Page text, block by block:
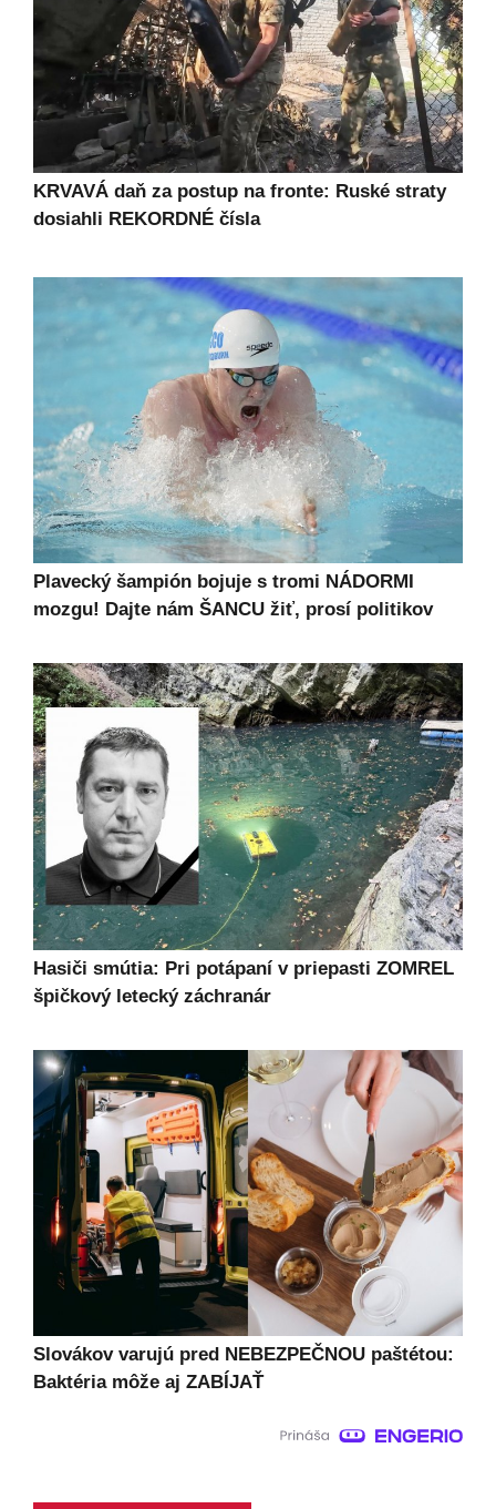
KRVAVÁ daň za postup na fronte: Ruské straty
dosiahli REKORDNÉ čísla
Plavecký šampión bojuje s tromi NÁDORMI
mozgu! Dajte nám ŠANCU žiť, prosí politikov
Hasiči smútia: Pri potápaní v priepasti ZOMREL
špičkový letecký záchranár
Slovákov varujú pred NEBEZPEČNOU paštétou:
Baktéria môže aj ZABÍJAŤ